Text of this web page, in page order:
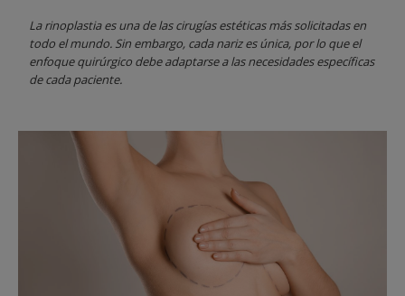
La rinoplastia es una de las cirugías estéticas más solicitadas en
todo el mundo. Sin embargo, cada nariz es única, por lo que el
enfoque quirúrgico debe adaptarse a las necesidades específicas
de cada paciente.